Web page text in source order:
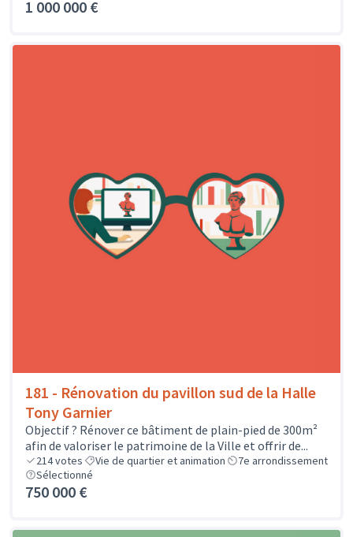
1 000 000 €
181 - Rénovation du pavillon sud de la Halle
Tony Garnier
Objectif ? Rénover ce bâtiment de plain-pied de 300m²
afin de valoriser le patrimoine de la Ville et offrir de...
214votes Vie de quartier et animation
7e arrondissement
Sélectionné
750 000 €